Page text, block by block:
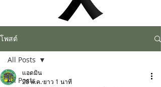
โพสต์
All Posts
All Posts
แอดมิน
28 พ.ค. ยาว 1 นาที